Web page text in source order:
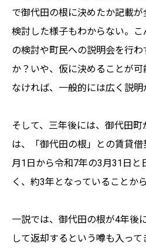
で御代田の根に決めたか記載
検討した様子もわからない。
の検討や町民への説明会を行
か？いや、仮に決めることが
なければ、一般的には広く説明
そして、三年後には、御代田
は、「御代田の根」との賃貸
月1日から令和7年の3月31日と
く、約3年となっていることか
一説では、御代田の根が4年後
して返却するという噂も入っ